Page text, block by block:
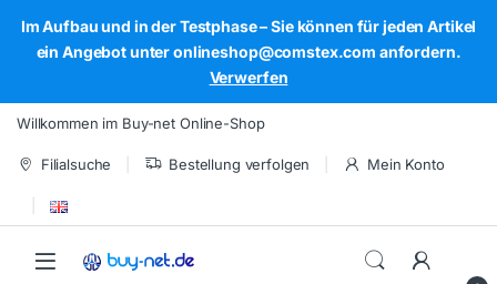
Im Aufbau und in der Testphase – Sie können für jeden Artikel
ein Angebot unter onlineshop@comstex.com anfordern.
Verwerfen
Skip to navigation
Skip to content
Willkommen im Buy-net Online-Shop
Filialsuche Bestellung verfolgen Mein Konto
Open